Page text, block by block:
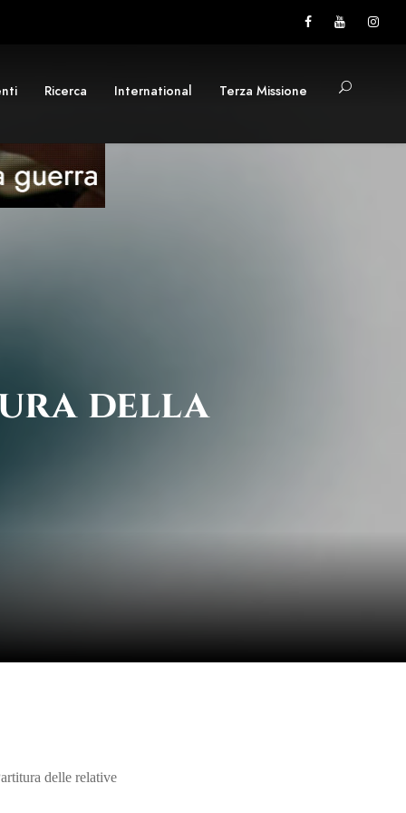
Ricerca International Terza Missione
della
delle relative